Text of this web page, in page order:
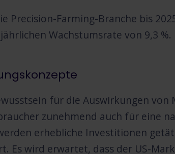
Precision-Farming-Branche bis
Wachstumsrate von 9,3 %.
für die Auswirkungen
zunehmend auch für eine
erhebliche Investitionen
Es wird erwartet, dass der US-